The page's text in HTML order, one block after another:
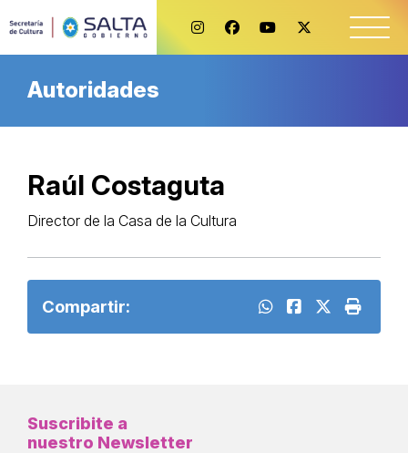
Autoridades
Raúl Costaguta
Director de la Casa de la Cultura
Compartir:
Suscribite a
nuestro Newsletter